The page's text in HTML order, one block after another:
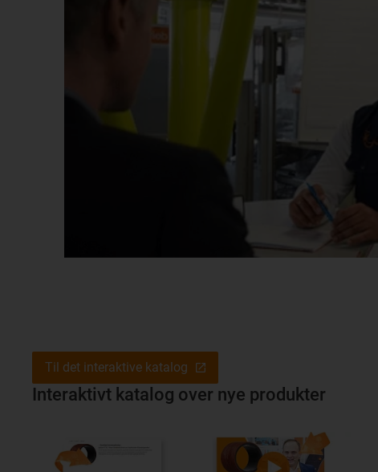
Interaktivt katalog over nye produkter
Til det interaktive katalog